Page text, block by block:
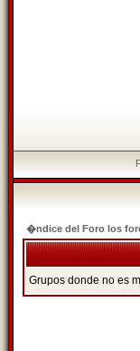
�ndice del Foro los
Grupos donde no es